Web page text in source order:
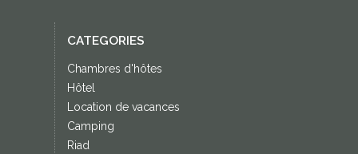
CATEGORIES
Chambres d'hôtes
Hôtel
Location de vacances
Camping
Riad